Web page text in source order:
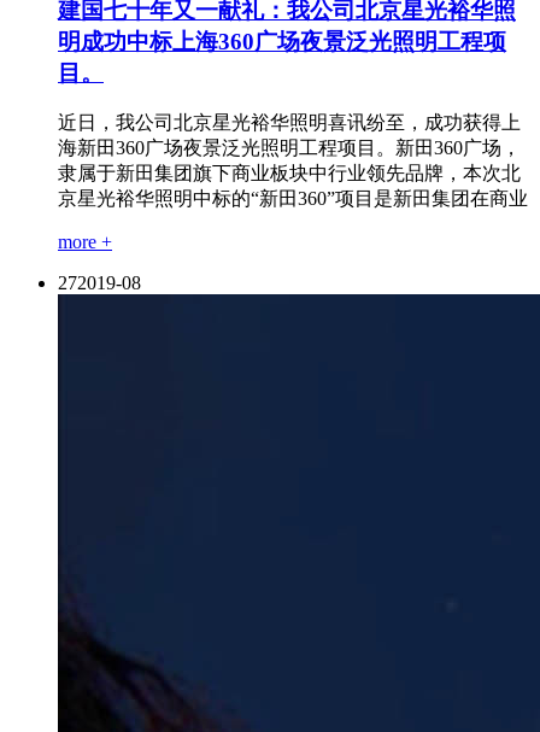
建国七十年又一献礼：我公司北京星光裕华照
明成功中标上海360广场夜景泛光照明工程项
目。
近日，我公司北京星光裕华照明喜讯纷至，成功获得上
海新田360广场夜景泛光照明工程项目。新田360广场，
隶属于新田集团旗下商业板块中行业领先品牌，本次北
京星光裕华照明中标的“新田360”项目是新田集团在商业
more +
272019-08